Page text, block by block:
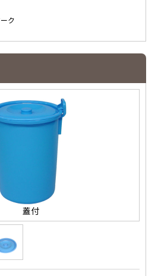
ク
蓋付